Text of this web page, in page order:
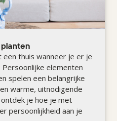
een thuis wanneer je er je
elementen
spelen een belangrijke
warme, uitnodigende
je hoe je met
persoonlijkheid aan je